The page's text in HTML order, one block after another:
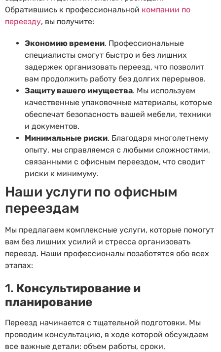
Обратившись к профессиональной компании по
переезду, вы получите:
Экономию времени. Профессиональные
специалисты смогут быстро и без лишних
задержек организовать переезд, что позволит
вам продолжить работу без долгих перерывов.
Защиту вашего имущества. Мы используем
качественные упаковочные материалы, которые
обеспечат безопасность вашей мебели, техники
и документов.
Минимальные риски. Благодаря многолетнему
опыту, мы справляемся с любыми сложностями,
связанными с офисным переездом, что сводит
риски к минимуму.
Наши услуги по офисным
переездам
Мы предлагаем комплексные услуги, которые помогут
вам без лишних усилий и стресса организовать
переезд. Наши профессионалы позаботятся обо всех
этапах:
1. Консультирование и
планирование
Переезд начинается с тщательной подготовки. Мы
проводим консультацию, в ходе которой обсуждаем
все важные детали: объем работы, сроки,